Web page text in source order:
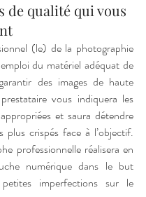
de qualité qui vous
(le) de la photographie
du matériel adéquat de
des images de haute
vous indiquera les
et saura détendre
plus crispés face à l’objectif.
professionnelle réalisera en
numérique dans le but
petites imperfections sur le